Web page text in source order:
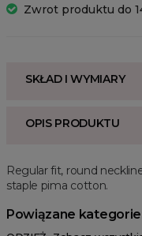
Zwrot produktu do
SKŁAD I WYMIARY
OPIS PRODUKTU
Regular fit, round
staple pima cotton.
Powiązane